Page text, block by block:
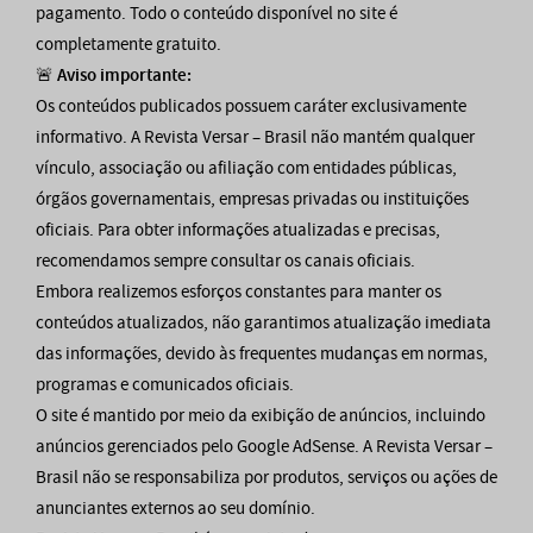
pagamento. Todo o conteúdo disponível no site é
completamente gratuito.
🚨 Aviso importante:
Os conteúdos publicados possuem caráter exclusivamente
informativo. A Revista Versar – Brasil não mantém qualquer
vínculo, associação ou afiliação com entidades públicas,
órgãos governamentais, empresas privadas ou instituições
oficiais. Para obter informações atualizadas e precisas,
recomendamos sempre consultar os canais oficiais.
Embora realizemos esforços constantes para manter os
conteúdos atualizados, não garantimos atualização imediata
das informações, devido às frequentes mudanças em normas,
programas e comunicados oficiais.
O site é mantido por meio da exibição de anúncios, incluindo
anúncios gerenciados pelo Google AdSense. A Revista Versar –
Brasil não se responsabiliza por produtos, serviços ou ações de
anunciantes externos ao seu domínio.